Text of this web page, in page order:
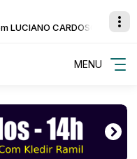
LUCIANO CARDOSO
Band - You Don't Love
MENU